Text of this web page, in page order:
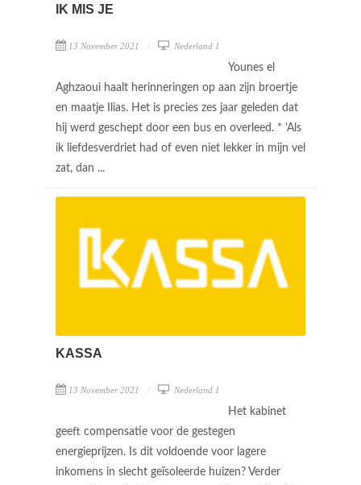
IK MIS JE
13 November 2021 Nederland 1
Younes el
Aghzaoui haalt herinneringen op aan zijn broertje
en maatje Ilias. Het is precies zes jaar geleden dat
hij werd geschept door een bus en overleed. * 'Als
ik liefdesverdriet had of even niet lekker in mijn vel
zat, dan ...
KASSA
13 November 2021 Nederland 1
Het kabinet
geeft compensatie voor de gestegen
energieprijzen. Is dit voldoende voor lagere
inkomens in slecht geïsoleerde huizen? Verder